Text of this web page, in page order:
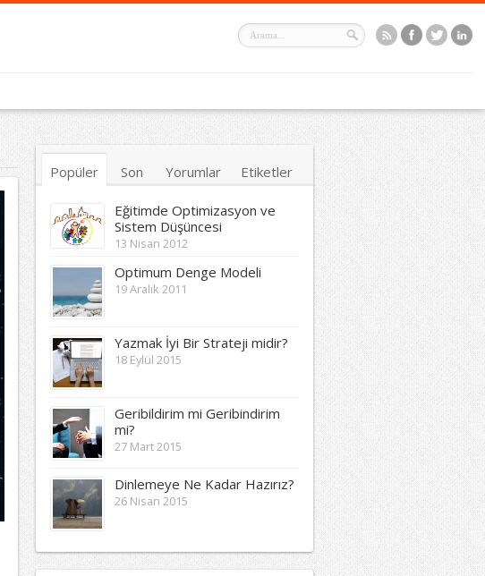
Popüler Son Yorumlar Etiketler
Eğitimde Optimizasyon ve
Sistem Düşüncesi
13 Nisan 2012
Optimum Denge Modeli
19 Aralık 2011
Yazmak İyi Bir Strateji midir?
18 Eylül 2015
Geribildirim mi Geribindirim
mi?
27 Mart 2015
Dinlemeye Ne Kadar Hazırız?
26 Nisan 2015